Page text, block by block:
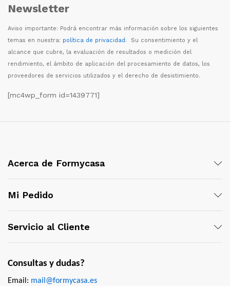
Newsletter
Aviso importante: Podrá encontrar más información sobre los siguientes
temas en nuestra: política de privacidad. Su consentimiento y el
alcance que cubre, la evaluación de resultados o medición del
rendimiento, el ámbito de aplicación del procesamiento de datos, los
proveedores de servicios utilizados y el derecho de desistimiento.
[mc4wp_form id=1439771]
Acerca de Formycasa
Mi Pedido
Servicio al Cliente
Consultas y dudas?
Email: mail@formycasa.es